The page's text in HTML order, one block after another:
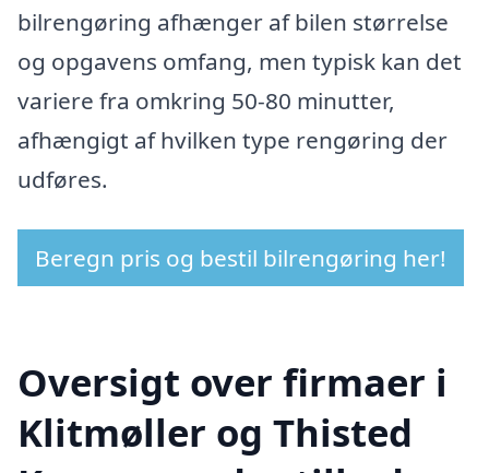
bilrengøring afhænger af bilen størrelse
og opgavens omfang, men typisk kan det
variere fra omkring 50-80 minutter,
afhængigt af hvilken type rengøring der
udføres.
Beregn pris og bestil bilrengøring her!
Oversigt over firmaer i
Klitmøller og Thisted